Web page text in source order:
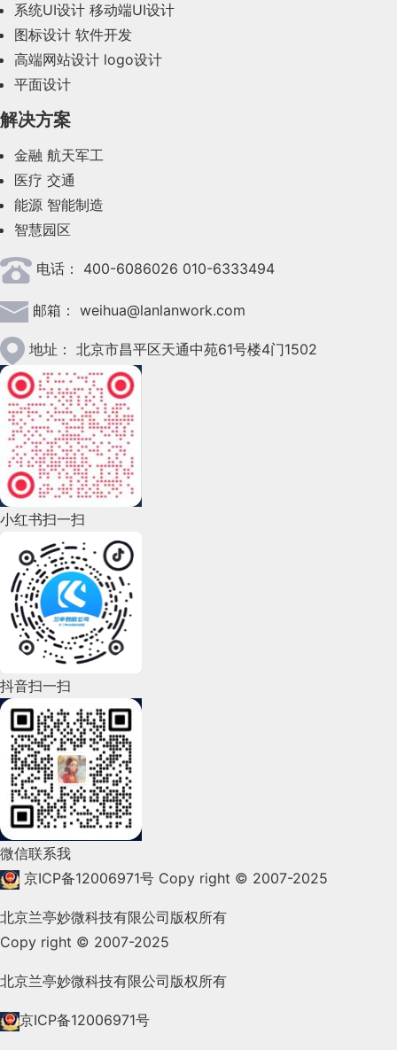
2023年10月(14)
2023年8月(88)
2023年7月(62)
2023年6月(58)
2023年5月(28)
2023年4月(47)
2023年3月(37)
2023年2月(90)
2023年1月(78)
2022年12月(45)
2022年11月(69)
2022年10月(51)
2022年9月(135)
2022年8月(60)
2022年7月(111)
2022年6月(162)
2022年5月(143)
2022年4月(86)
2022年3月(119)
2022年2月(53)
2022年1月(99)
2021年12月(105)
2021年9月(153)
2021年8月(147)
2021年7月(149)
系统UI设计 移动端UI设计
图标设计 软件开发
高端网站设计 logo设计
平面设计
解决方案
金融 航天军工
医疗 交通
能源 智能制造
智慧园区
电话： 400-6086026 010-6333494
邮箱： weihua@lanlanwork.com
地址： 北京市昌平区天通中苑61号楼4门1502
小红书扫一扫
抖音扫一扫
微信联系我
京ICP备12006971号 Copy right © 2007-2025
北京兰亭妙微科技有限公司版权所有
Copy right © 2007-2025
北京兰亭妙微科技有限公司版权所有
京ICP备12006971号